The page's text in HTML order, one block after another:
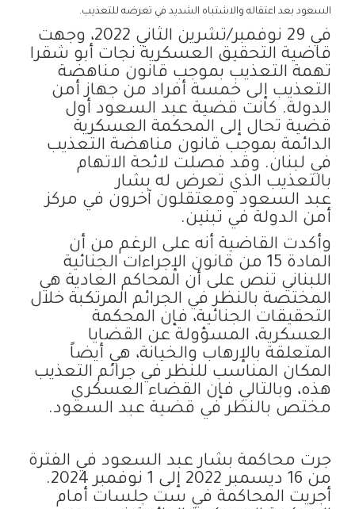
السعود بعد اعتقاله والاشتباه الشديد في تعرضه للتعذيب.
في 29 نوفمبر/تشرين الثاني 2022، وجهت
قاضية التحقيق العسكرية نجات أبو شقرا
تهمة التعذيب بموجب قانون مناهضة
التعذيب إلى خمسة أفراد من جهاز أمن
الدولة. كانت قضية عبد السعود أول
قضية تحال إلى المحكمة العسكرية
الدائمة بموجب قانون مناهضة التعذيب
في لبنان. وقد فصلت لائحة الاتهام
بالتعذيب الذي تعرض له بشار
عبد السعود ومعتقلون آخرون في مركز
أمن الدولة في تبنين.
وأكدت القاضية أنه على الرغم من أن
المادة 15 من قانون الإجراءات الجنائية
اللبناني تنص على أن المحاكم العادية هي
المختصة بالنظر في الجرائم المرتكبة خلال
التحقيقات الجنائية، فإن المحكمة
العسكرية، المسؤولة عن القضايا
المتعلقة بالإرهاب والخيانة، هي أيضاً
المكان المناسب للنظر في جرائم التعذيب
هذه، وبالتالي فإن القضاء العسكري
مختص بالنظر في قضية عبد السعود.
جرت محاكمة بشار عبد السعود في الفترة
من 16 ديسمبر 2022 إلى 1 نوفمبر 2024.
أجريت المحاكمة في ست جلسات أمام